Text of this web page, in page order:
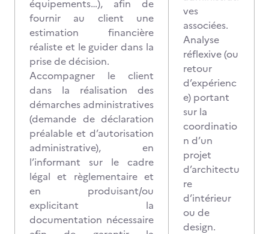
équipements…), afin de
fournir au client une
estimation financière
réaliste et le guider dans la
prise de décision.
Accompagner le client
dans la réalisation des
démarches administratives
(demande de déclaration
préalable et d’autorisation
administrative), en
l’informant sur le cadre
légal et règlementaire et
en produisant/ou
explicitant la
documentation nécessaire
ves
associées.
Analyse
réflexive (ou
retour
d’expérienc
e) portant
sur la
coordinatio
n d’un
projet
d’architectu
re
d’intérieur
ou de
design.